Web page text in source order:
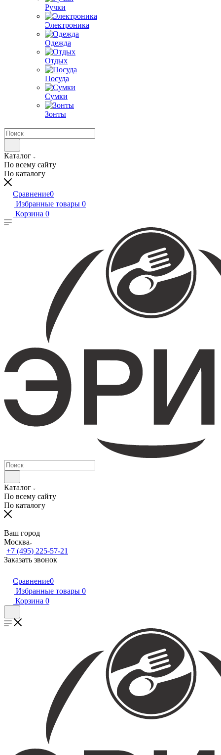
Ручки
Электроника
Одежда
Отдых
Посуда
Сумки
Зонты
Каталог
По всему сайту
По каталогу
Сравнение0
Избранные товары 0
Корзина 0
Каталог
По всему сайту
По каталогу
Ваш город
Москва
+7 (495) 225-57-21
Заказать звонок
Сравнение0
Избранные товары 0
Корзина 0